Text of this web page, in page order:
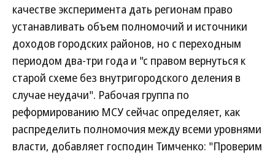
качестве эксперимента дать регионам право
устанавливать объем полномочий и источники
доходов городских районов, но с переходным
периодом два-три года и "с правом вернуться к
старой схеме без внутригородского деления в
случае неудачи". Рабочая группа по
реформированию МСУ сейчас определяет, как
распределить полномочия между всеми уровнями
власти, добавляет господин Тимченко: "Проверим